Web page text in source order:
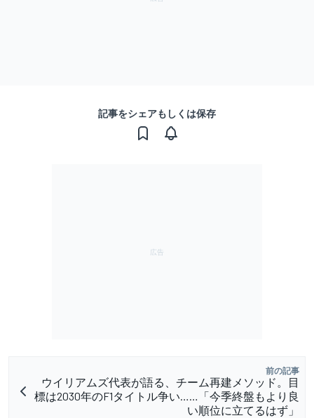
記事をシェアもしくは保存
前の記事
ウイリアムズ代表が語る、チーム再建メソッド。目
標は2030年のF1タイトル争い……「今季終盤もより良
い順位に立てるはず」